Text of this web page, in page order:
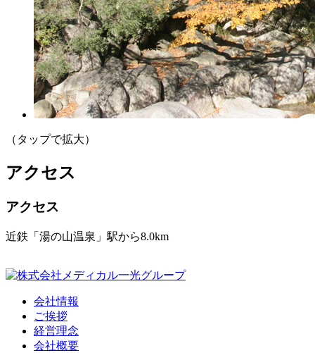
（タップで拡大）
アクセス
アクセス
近鉄「湯の山温泉」駅から8.0km
会社情報
ご挨拶
経営理念
会社概要